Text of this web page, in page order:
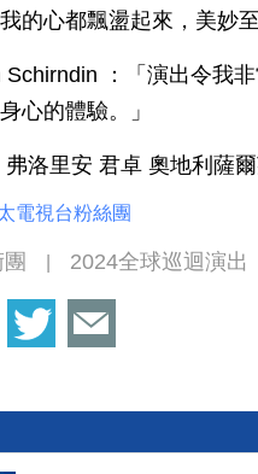
的心都飄盪起來，美妙至
：「演出令我
心的體驗。」
洛里安 君卓 奧地利薩
電視台粉絲團
2024全球巡迴演出